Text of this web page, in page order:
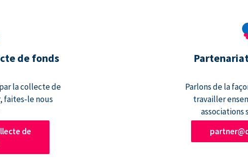
de fonds
la collecte de
faites-le nous
de
Parlons de la
travailler
associations